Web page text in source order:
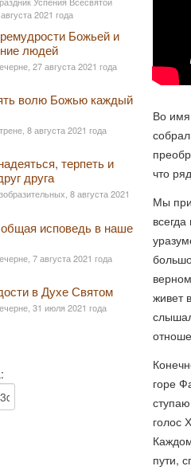
Во
что
Мы
живет
горе
голос
пути,
2021 года
Божьей и
людей
27 августа 2021 года
волю Божью каждый
8 августа 2021 года
терпеть и
друга
8 августа 2021
исповедь в наше
7 августа 2021 года
в Духе Святом
31 июля 2021 года